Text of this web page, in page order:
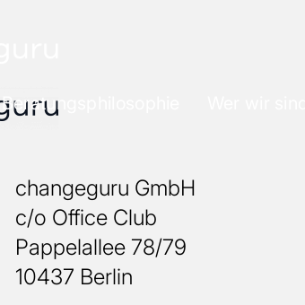
Beratungsphilosophie
changeguru GmbH
c/o Office Club
Pappelallee 78/79
10437 Berlin